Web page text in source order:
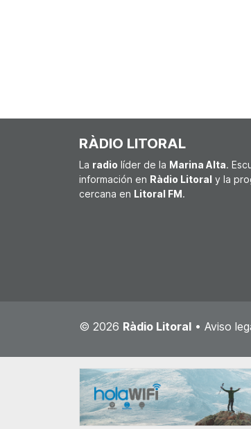
RÀDIO LITORAL
La radio líder de la Marina Alta.
información en Ràdio Litoral y la
cercana en Litoral FM.
© 2026 Ràdio Litoral • Aviso